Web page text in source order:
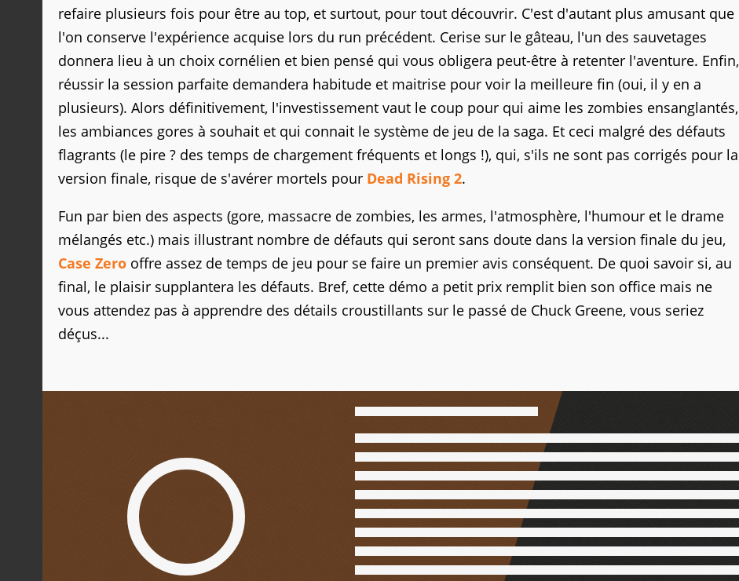
refaire plusieurs fois pour être au top, et surtout, pour tout découvrir. C'est d'autant plus amusant que
l'on conserve l'expérience acquise lors du run précédent. Cerise sur le gâteau, l'un des sauvetages
donnera lieu à un choix cornélien et bien pensé qui vous obligera peut-être à retenter l'aventure. Enfin,
réussir la session parfaite demandera habitude et maitrise pour voir la meilleure fin (oui, il y en a
plusieurs). Alors définitivement, l'investissement vaut le coup pour qui aime les zombies ensanglantés,
les ambiances gores à souhait et qui connait le système de jeu de la saga. Et ceci malgré des défauts
flagrants (le pire ? des temps de chargement fréquents et longs !), qui, s'ils ne sont pas corrigés pour la
version finale, risque de s'avérer mortels pour Dead Rising 2.
Fun par bien des aspects (gore, massacre de zombies, les armes, l'atmosphère, l'humour et le drame
mélangés etc.) mais illustrant nombre de défauts qui seront sans doute dans la version finale du jeu,
Case Zero offre assez de temps de jeu pour se faire un premier avis conséquent. De quoi savoir si, au
final, le plaisir supplantera les défauts. Bref, cette démo a petit prix remplit bien son office mais ne
vous attendez pas à apprendre des détails croustillants sur le passé de Chuck Greene, vous seriez
déçus...